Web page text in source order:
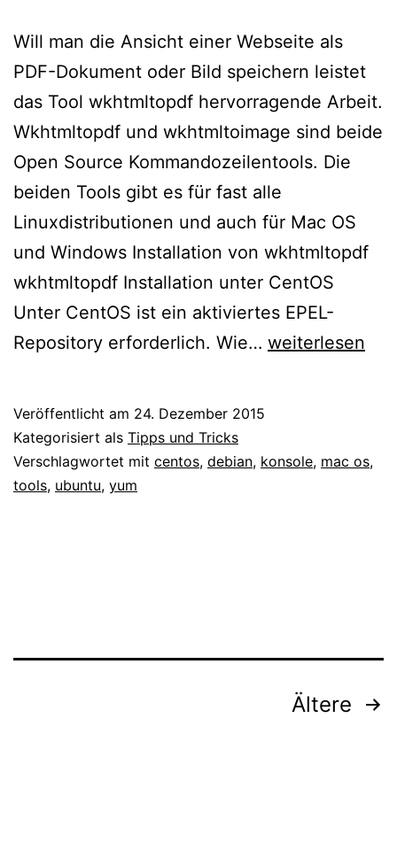
Will man die Ansicht einer Webseite als
PDF-Dokument oder Bild speichern leistet
das Tool wkhtmltopdf hervorragende Arbeit.
Wkhtmltopdf und wkhtmltoimage sind beide
Open Source Kommandozeilentools. Die
beiden Tools gibt es für fast alle
Linuxdistributionen und auch für Mac OS
und Windows Installation von wkhtmltopdf
wkhtmltopdf Installation unter CentOS
Unter CentOS ist ein aktiviertes EPEL-
Repository erforderlich. Wie… wkhtmltopdf
PDF
weiterlesen
Veröffentlicht am 24. Dezember 2015
Kategorisiert als Tipps und Tricks
Verschlagwortet mit centos, debian, konsole, mac os,
tools, ubuntu, yum
Seitennummerierung
Ältere